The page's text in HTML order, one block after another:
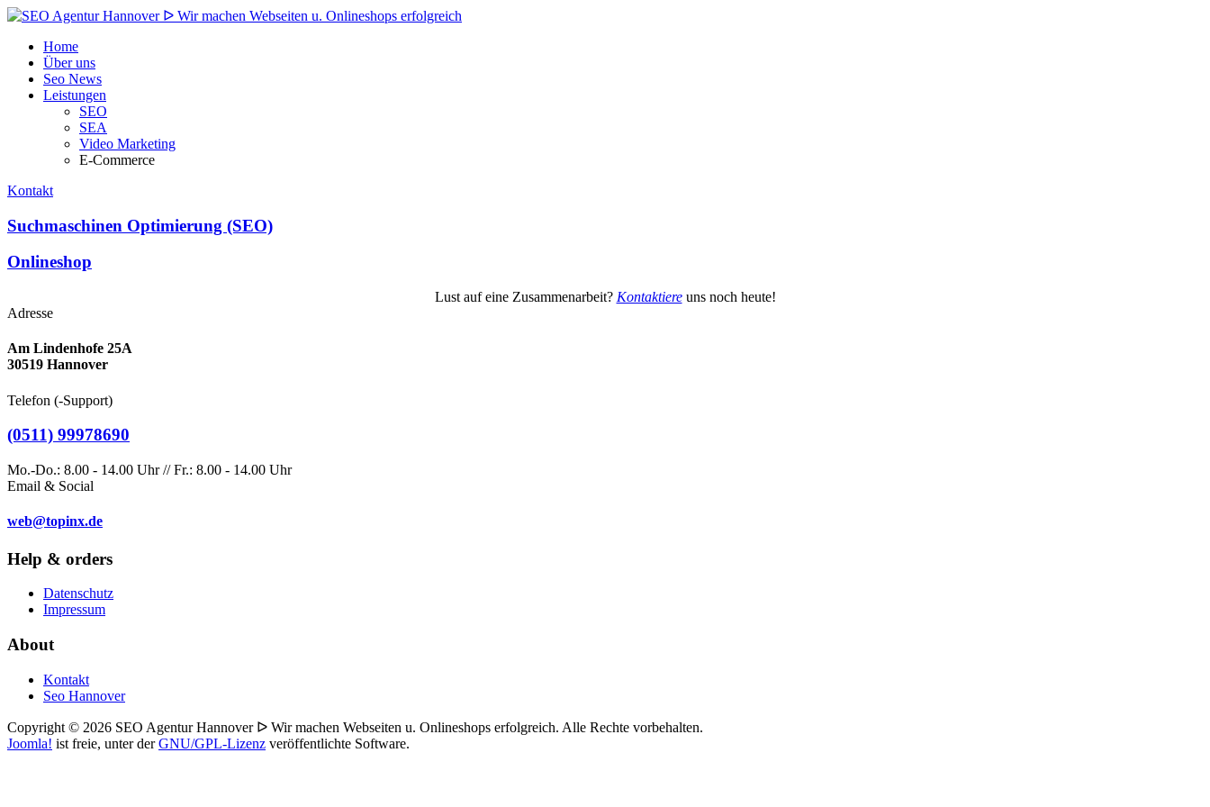
Home
Über uns
Seo News
Leistungen
SEO
SEA
Video Marketing
E-Commerce
Kontakt
Suchmaschinen Optimierung (SEO)
Onlineshop
Lust auf eine Zusammenarbeit? Kontaktiereuns noch heute!
Adresse
Am Lindenhofe 25A
30519 Hannover
Telefon (-Support)
(0511) 99978690
Mo.-Do.: 8.00 - 14.00 Uhr // Fr.: 8.00 - 14.00 Uhr
Email & Social
web@topinx.de
Help & orders
Datenschutz
Impressum
About
Kontakt
Seo Hannover
Copyright © 2026 SEO Agentur Hannover ᐅ Wir machen Webseiten u. Onlineshops erfolgreich. Alle Rechte vorbehalten.
Joomla! ist freie, unter derGNU/GPL-Lizenz veröffentlichte Software.